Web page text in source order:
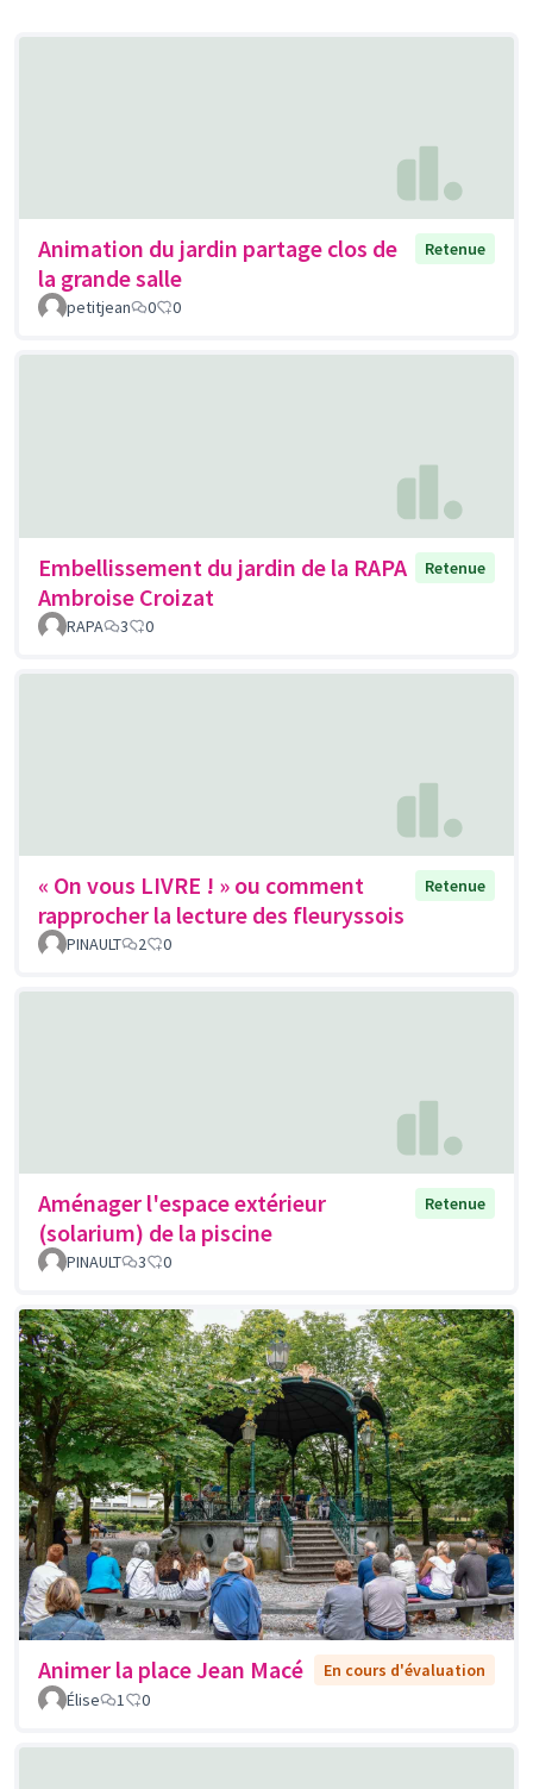
Animation du jardin partage clos de
la grande salle
Retenue
petitjean 0 0
Embellissement du jardin de la RAPA
Ambroise Croizat
Retenue
RAPA 3 0
« On vous LIVRE ! » ou comment
rapprocher la lecture des fleuryssois
Retenue
PINAULT 2 0
Aménager l'espace extérieur
(solarium) de la piscine
Retenue
PINAULT 3 0
Animer la place Jean Macé
En cours d'évaluation
Élise
1 0